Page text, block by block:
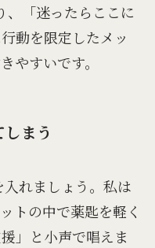
、「迷ったらここに
動を限定したメッ
やすいです。
まう
れましょう。私は
トの中で薬匙を軽く
」と小声で唱えま